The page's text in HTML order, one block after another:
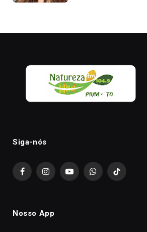
Siga-nós
FacebookInstagramYouTubeWhatsAppTikTok
Nosso App